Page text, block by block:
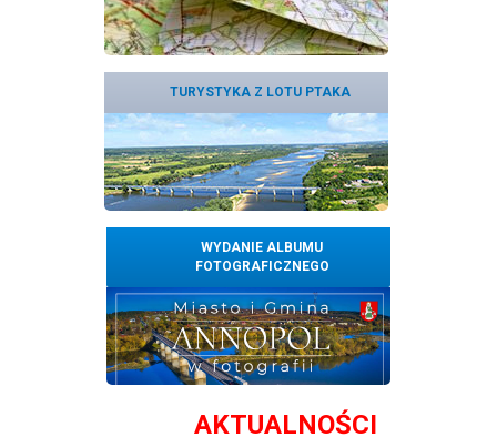
TURYSTYKA Z LOTU PTAKA
WYDANIE ALBUMU
FOTOGRAFICZNEGO
AKTUALNOŚCI